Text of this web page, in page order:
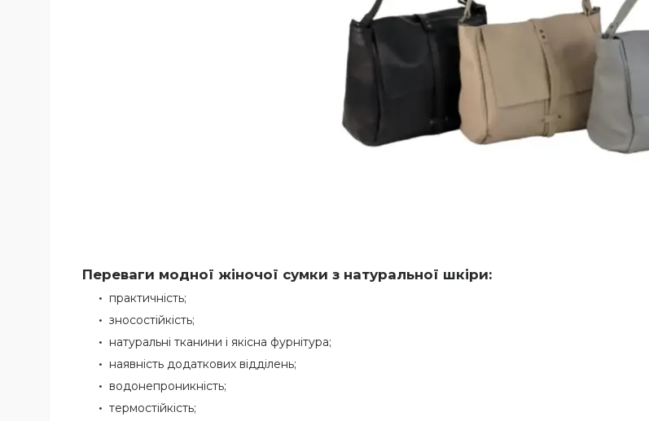
Переваги модної жіночої сумки з натуральної шкіри:
практичність;
зносостійкість;
натуральні тканини і якісна фурнітура;
наявність додаткових відділень;
водонепроникність;
термостійкість;